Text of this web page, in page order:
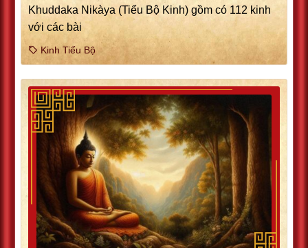
Khuddaka Nikàya (Tiểu Bộ Kinh) gồm có 112 kinh
với các bài
Kinh Tiểu Bộ